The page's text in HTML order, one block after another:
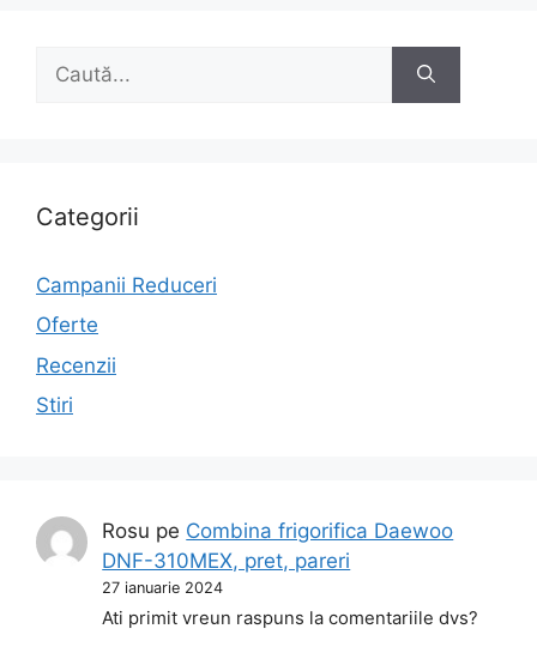
după:
Categorii
Campanii Reduceri
Oferte
Recenzii
Stiri
Rosu pe Combina frigorifica Daewoo
DNF-310MEX, pret, pareri
27 ianuarie 2024
Ati primit vreun raspuns la comentariile dvs?